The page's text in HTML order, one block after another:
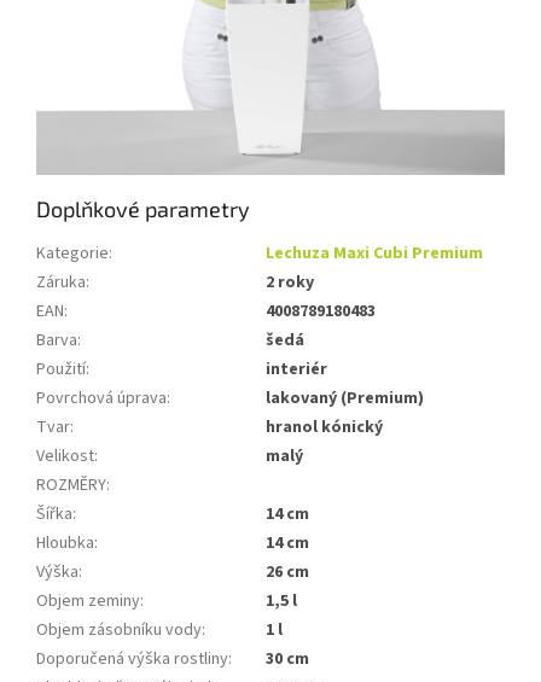
Doplňkové parametry
Kategorie:
Lechuza Maxi Cubi Premium
Záruka:
2 roky
EAN:
4008789180483
Barva:
šedá
Použití:
interiér
Povrchová úprava:
lakovaný (Premium)
Tvar:
hranol kónický
Velikost:
malý
ROZMĚRY:
Šířka:
14 cm
Hloubka:
14 cm
Výška:
26 cm
Objem zeminy:
1,5 l
Objem zásobníku vody:
1 l
Doporučená výška rostliny:
30 cm